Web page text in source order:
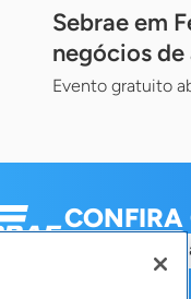
Sebrae em
negócios
Evento gratuito
CONFIRA
Acesse o